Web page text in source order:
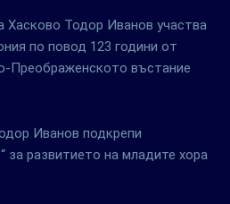
Хасково Тодор Иванов участва
по повод 123 години от
Преображенското въстание
Иванов подкрепи
за развитието на младите хора